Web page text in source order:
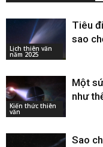
Lịch thiên văn
năm 2025
Tiêu
sao
Kiến thức thiên
văn
Một
như
Sao